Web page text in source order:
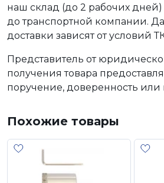
наш склад (до 2 рабочих
до транспортной компании.
доставки зависят от условий
Представитель от
получения товара
поручение, доверенность или
Похожие товары